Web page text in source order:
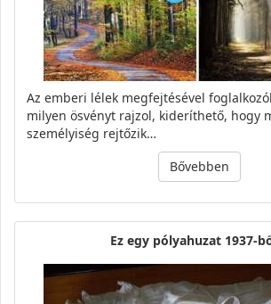
Az emberi lélek megfejtésével
milyen ösvényt rajzol, kideríthető, hogy
személyiség rejtőzik…
Bővebben
Ez egy pólyahuzat 1937-